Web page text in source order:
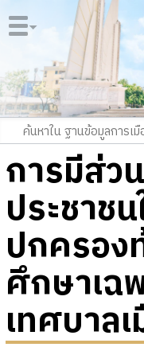
การมีส่ว
ประชาช
ปกครอง
ศึกษาเฉ
เทศบาล